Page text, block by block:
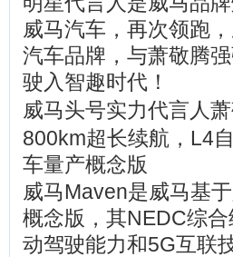
威马汽车，再次领跑
汽车品牌，与萧敬腾
驶入智趣时代！
威马头号实力代言人
800km超长续航，L4
车量产概念版
威马Maven是威马基
概念版，其NEDC综
动驾驶能力和5G互联